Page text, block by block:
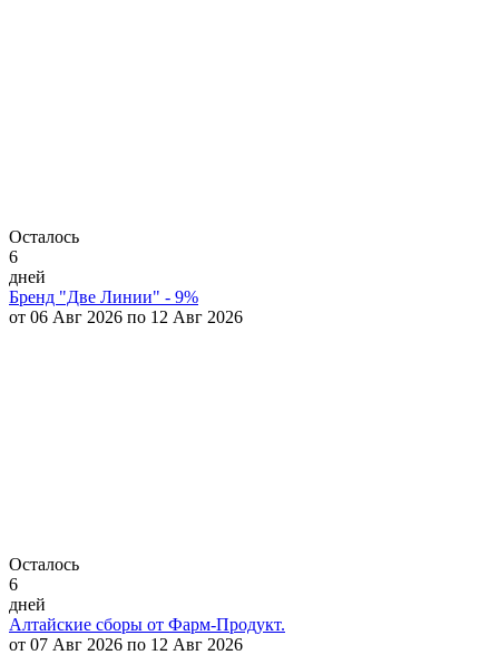
Осталось
6
дней
Бренд "Две Линии" - 9%
от 06 Авг 2026 по 12 Авг 2026
Осталось
6
дней
Алтайские сборы от Фарм-Продукт.
от 07 Авг 2026 по 12 Авг 2026